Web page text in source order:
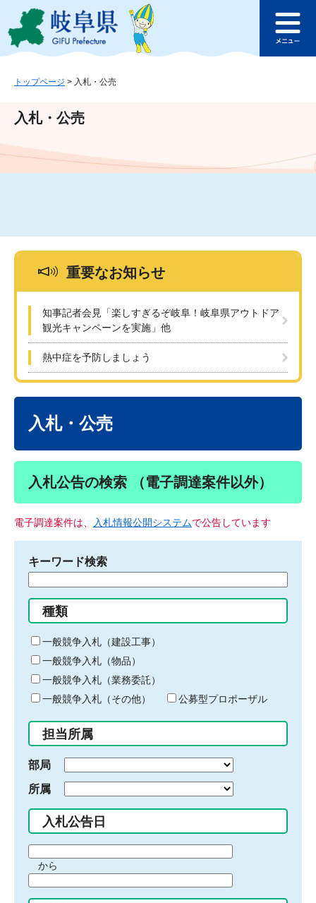
ジ
ュ
文
このページの本文へ
ュ
トップページ > 入札・公売
入札・公売
重要なお知らせ
知事記者会見「楽しすぎるぞ岐阜！岐阜県アウトドア
観光キャンペーンを実施」他
熱中症を予防しましょう
入札・公売
入札公告の検索 （電子調達案件以外）
電子調達案件は、 入札情報公開システムで公告しています
キーワード検索
る
キ
ー
ワ
ー
ド
入
力
種類
一般競争入札（建設工事）
一般競争入札（物品）
一般競争入札（業務委託）
一般競争入札（その他）
公募型プロポーザル
担当所属
部局
所属
入札公告日
間
始
から
間